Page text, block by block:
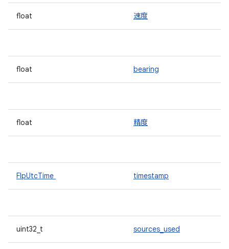
float 速度
float bearing
float 精度
FlpUtcTime timestamp
uint32_t sources_used